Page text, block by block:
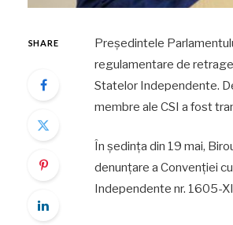
SHARE
Președintele
regulamentare de
Statelor Independente.
membre ale CSI a fost
În ședința din 19 mai,
denunțare a Convenției
Independente nr. 1605-